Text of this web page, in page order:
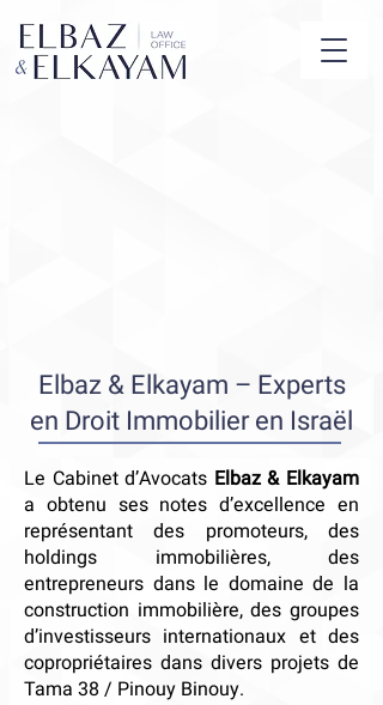
Elbaz & Elkayam – Experts
en Droit Immobilier en Israël
Le Cabinet d’Avocats Elbaz & Elkayam
a obtenu ses notes d’excellence en
représentant des promoteurs, des
holdings immobilières, des
entrepreneurs dans le domaine de la
construction immobilière, des groupes
d’investisseurs internationaux et des
copropriétaires dans divers projets de
Tama 38 / Pinouy Binouy.